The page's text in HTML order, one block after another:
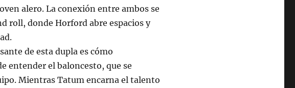
alero. La conexión entre ambos se
roll, donde Horford abre espacios y
de esta dupla es cómo
entender el baloncesto, que se
Mientras Tatum encarna el talento